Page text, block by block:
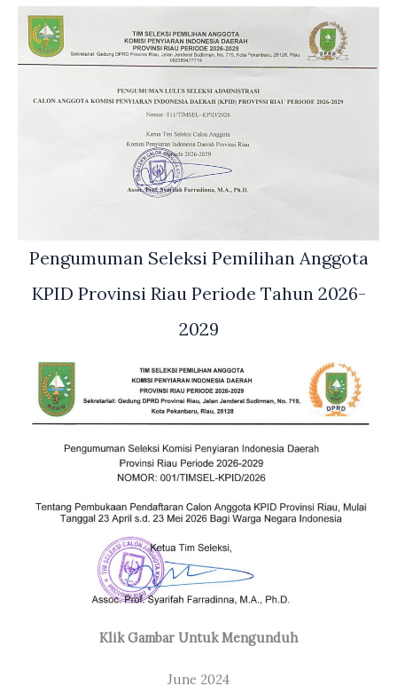
Pengumuman Seleksi Pemilihan Anggota
KPID Provinsi Riau Periode Tahun 2026-
2029
Klik Gambar Untuk Mengunduh
June 2024